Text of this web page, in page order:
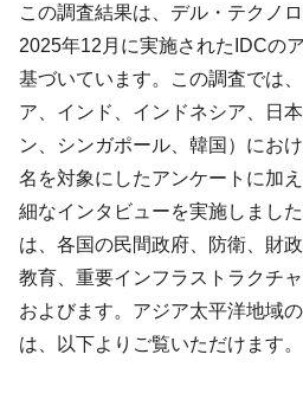
この調査結果は、デル・テクノ
2025年12月に実施されたIDCの
基づいています。この調査では
ア、インド、インドネシア、日
ン、シンガポール、韓国）にお
名を対象にしたアンケートに加
細なインタビューを実施しまし
は、各国の民間政府、防衛、財
教育、重要インフラストラクチ
およびます。アジア太平洋地域
は、以下よりご覧いただけます。